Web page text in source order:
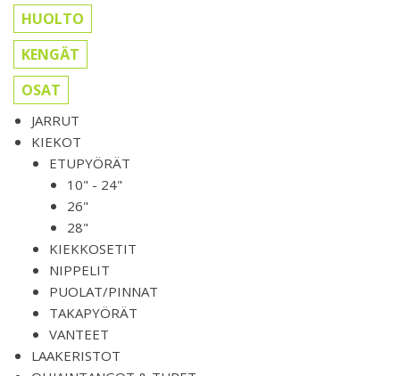
HUOLTO
KENGÄT
OSAT
JARRUT
KIEKOT
ETUPYÖRÄT
10" - 24"
26"
28"
KIEKKOSETIT
NIPPELIT
PUOLAT/PINNAT
TAKAPYÖRÄT
VANTEET
LAAKERISTOT